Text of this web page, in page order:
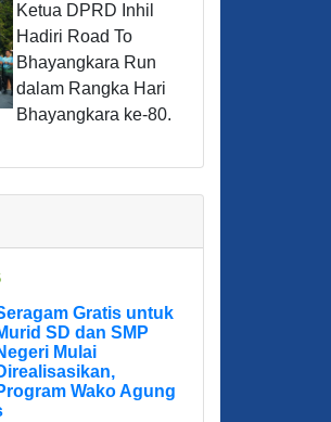
Ketua DPRD Inhil
Hadiri Road To
Bhayangkara Run
dalam Rangka Hari
Bhayangkara ke-80.
Gratis untuk
SD dan SMP
Mulai
Wako Agung